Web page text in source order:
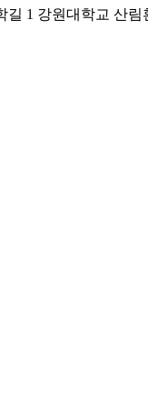
길 1 강원대학교 산